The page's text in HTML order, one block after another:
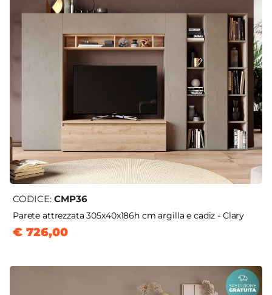
CODICE: CMP36
Parete attrezzata 305x40x186h cm argilla e cadiz - Clary
€ 726,00